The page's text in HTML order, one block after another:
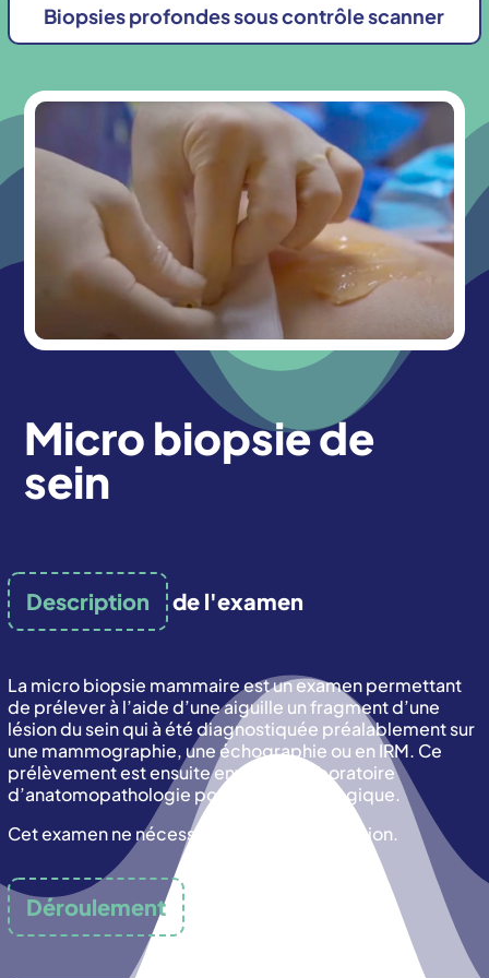
Biopsies profondes sous contrôle scanner
Micro biopsie de
sein
Description de l'examen
La micro biopsie mammaire est un examen permettant
de prélever à l’aide d’une aiguille un fragment d’une
lésion du sein qui à été diagnostiquée préalablement sur
une mammographie, une échographie ou en IRM. Ce
prélèvement est ensuite envoyé au laboratoire
d’anatomopathologie pour étude histologique.
Cet examen ne nécessite pas d’hospitalisation.
Déroulement